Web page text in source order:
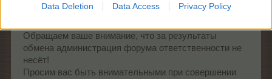
Data Deletion Data Access Privacy Policy
Правила раздела и Правила форума.
Обращаем ваше внимание, что за результаты
обмена администрация форума ответственности не
несёт!
Просим вас быть внимательными при совершении